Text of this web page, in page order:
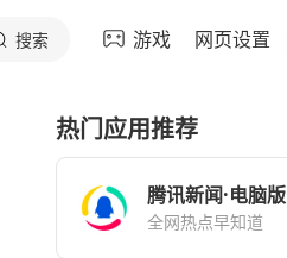
搜索 游戏 网页设置
热门应用推荐
腾讯新闻·电脑版
全网热点早知道